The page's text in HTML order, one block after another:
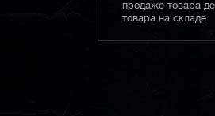
продаже товара
товара на складе.